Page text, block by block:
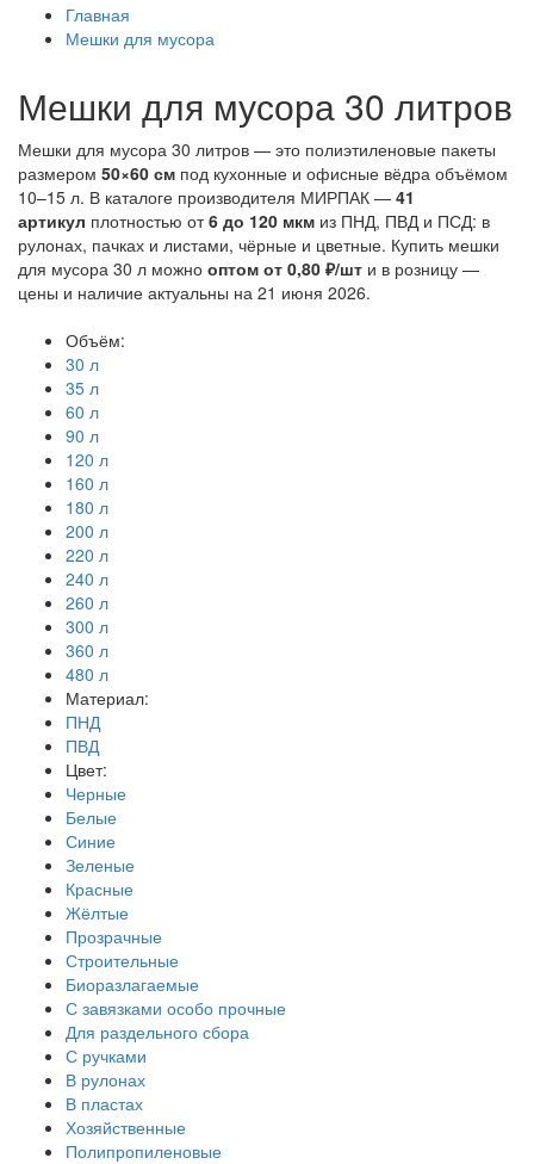
Главная
Мешки для мусора
Мешки для мусора 30 литров
Мешки для мусора 30 литров — это полиэтиленовые пакеты
размером 50×60 см под кухонные и офисные вёдра объёмом
10–15 л. В каталоге производителя МИРПАК — 41
артикул плотностью от6 до 120 мкм из ПНД, ПВД и ПСД: в
рулонах, пачках и листами, чёрные и цветные. Купить мешки
для мусора 30 л можно оптом от 0,80 ₽/шт и в розницу —
цены и наличие актуальны на 21 июня 2026.
Объём:
30 л
35 л
60 л
90 л
120 л
160 л
180 л
200 л
220 л
240 л
260 л
300 л
360 л
480 л
Материал:
ПНД
ПВД
Цвет:
Черные
Белые
Синие
Зеленые
Красные
Жёлтые
Прозрачные
Строительные
Биоразлагаемые
С завязками особо прочные
Для раздельного сбора
С ручками
В рулонах
В пластах
Хозяйственные
Полипропиленовые